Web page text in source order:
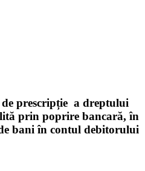
prescripție a dreptului
prin poprire bancară, în
bani în contul debitorului